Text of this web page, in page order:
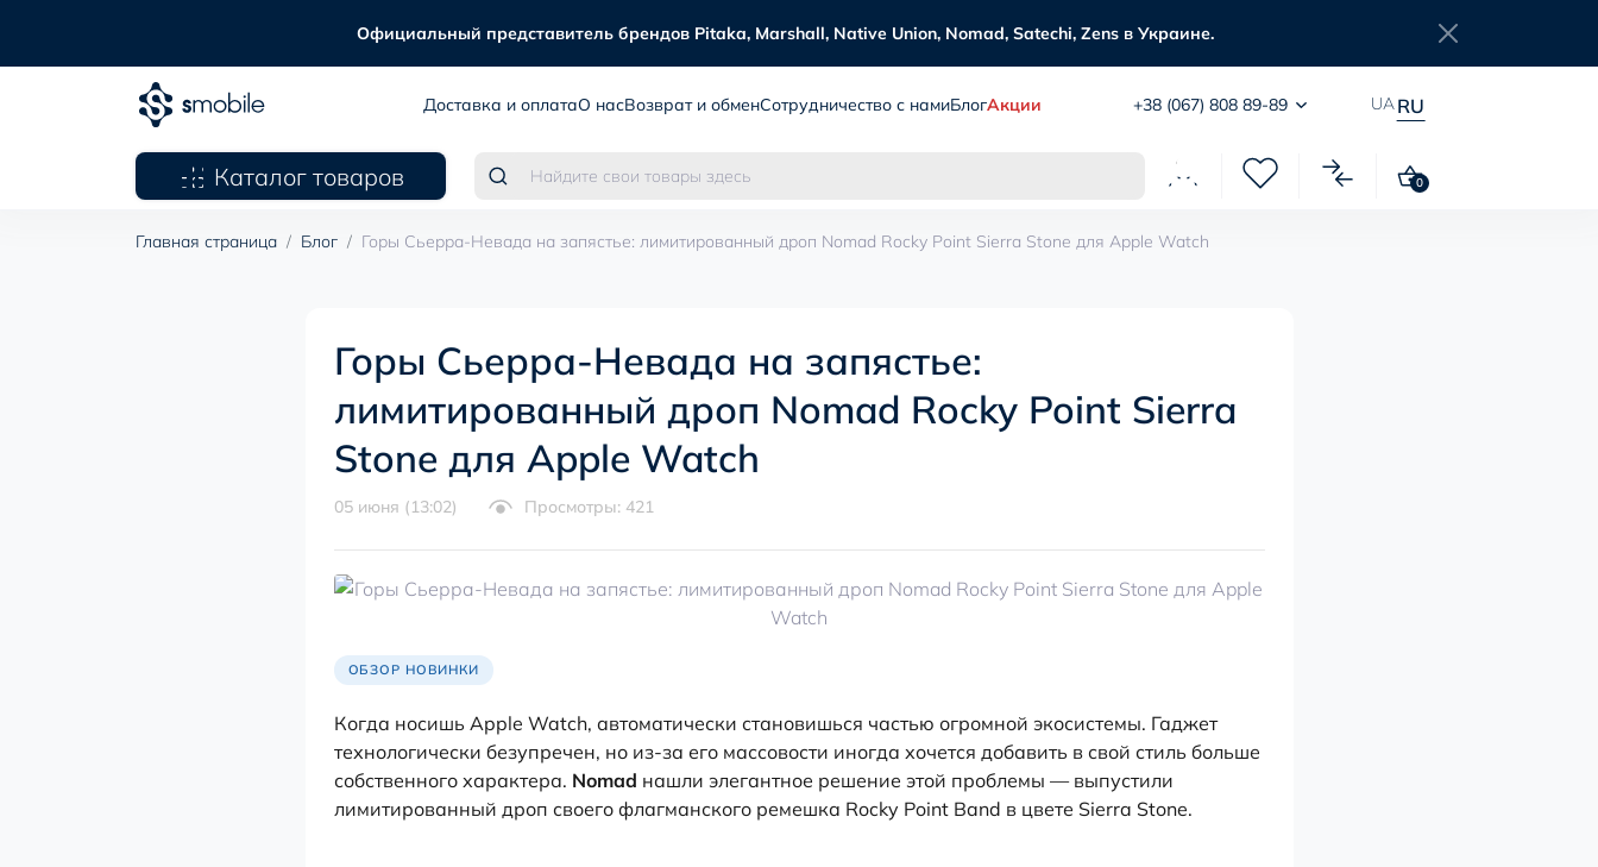
Официальный представитель брендов Pitaka, Marshall, Native Union, Nomad, Satechi, Zens в Украине.
Доставка и оплатаО насВозврат и обменСотрудничество с намиБлогАкции +38 (067) 808 89-89 UA RU
Каталог товаров 0
Главная страница Блог Горы Сьерра-Невада на запястье: лимитированный дроп Nomad Rocky Point Sierra Stone для Apple Watch
Горы Сьерра-Невада на запястье:
лимитированный дроп Nomad Rocky Point Sierra
Stone для Apple Watch
05 июня (13:02) Просмотры: 421
ОБЗОР НОВИНКИ
Когда носишь Apple Watch, автоматически становишься частью огромной экосистемы. Гаджет
технологически безупречен, но из-за его массовости иногда хочется добавить в свой стиль больше
собственного характера. Nomad нашли элегантное решение этой проблемы — выпустили
лимитированный дроп своего флагманского ремешка Rocky Point Band в цвете Sierra Stone.